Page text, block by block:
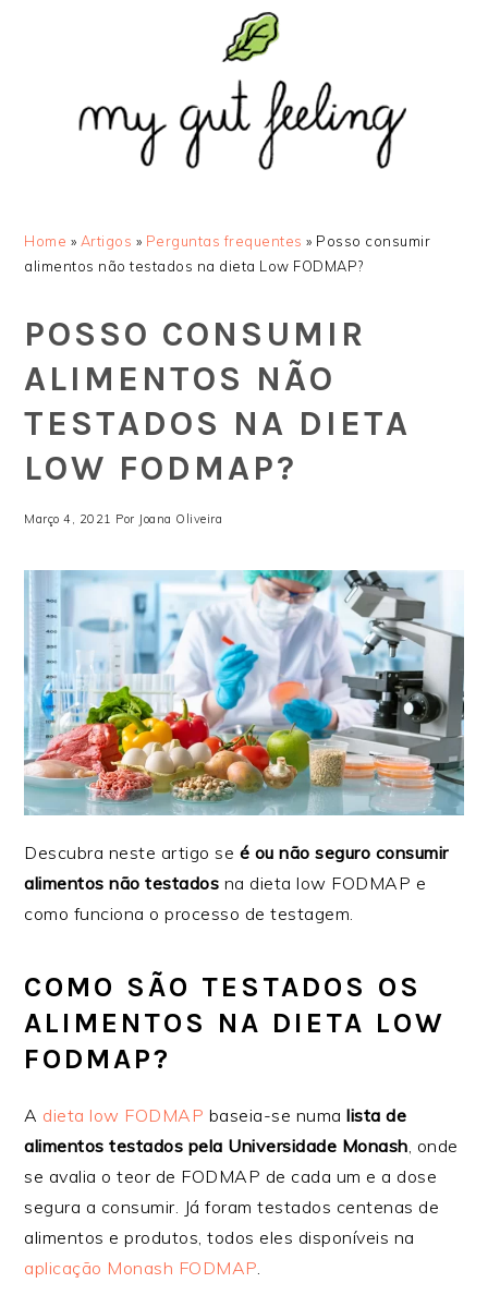
Home » Artigos » Perguntas frequentes » Posso consumir
alimentos não testados na dieta Low FODMAP?
POSSO CONSUMIR
ALIMENTOS NÃO
TESTADOS NA DIETA
LOW FODMAP?
Março 4, 2021 Por Joana Oliveira
Descubra neste artigo se é ou não seguro consumir
alimentos não testados na dieta low FODMAP e
como funciona o processo de testagem.
COMO SÃO TESTADOS OS
ALIMENTOS NA DIETA LOW
FODMAP?
A dieta low FODMAP baseia-se numalista de
alimentos testados pela Universidade Monash, onde
se avalia o teor de FODMAP de cada um e a dose
segura a consumir. Já foram testados centenas de
alimentos e produtos, todos eles disponíveis na
aplicação Monash FODMAP.